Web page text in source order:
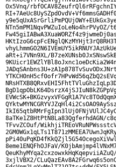
Ox5Vnq/
aRt+i7VNn9XL/
8aTKe1Z8HtPtN8La83QgferhdAGN/
TFvvZCOuf/
8eme1ENQFhOJFaV/
3xjlVBX2/